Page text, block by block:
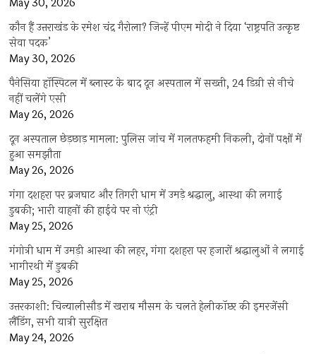
May 30, 2026
कौन हैं उत्तराखंड के रमेश चंद्र गैरोला? जिन्हें पीएम मोदी ने दिया ‘राष्ट्रपति उत्कृष्ट
सेवा पदक’
May 30, 2026
पैनेसिया हॉस्पिटल में ब्लास्ट के बाद दून अस्पताल में सख्ती, 24 डिग्री से नीचे
नहीं चलेंगे एसी
May 26, 2026
दून अस्पताल छेड़छाड़ मामला: पुलिस जांच में गलतफहमी निकली, दोनों पक्षों में
हुआ समझौता
May 26, 2026
गंगा दशहरा पर ब्रजघाट और तिगरी धाम में उमड़े श्रद्धालु, आस्था की लगाई
डुबकी; भारी वाहनों की हाईवे पर नो एंट्री
May 25, 2026
गंगोत्री धाम में उमड़ी आस्था की लहर, गंगा दशहरा पर हजारों श्रद्धालुओं ने लगाई
भागीरथी में डुबकी
May 25, 2026
उत्तरकाशी: चिन्यालीसौड़ में खराब मौसम के चलते हेलीकॉप्टर की इमरजेंसी
लैंडिंग, सभी यात्री सुरक्षित
May 24, 2026